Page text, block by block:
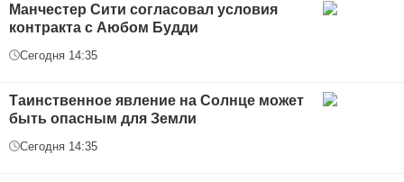
Манчестер Сити согласовал условия
контракта с Аюбом Будди
Сегодня 14:35
Таинственное явление на Солнце может
быть опасным для Земли
Сегодня 14:35